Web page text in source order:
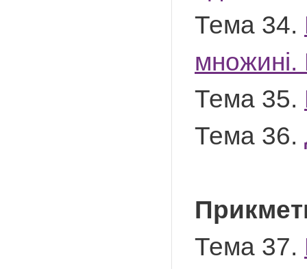
Тема 34.
множині.
Тема 35.
Тема 36.
Тема 37.